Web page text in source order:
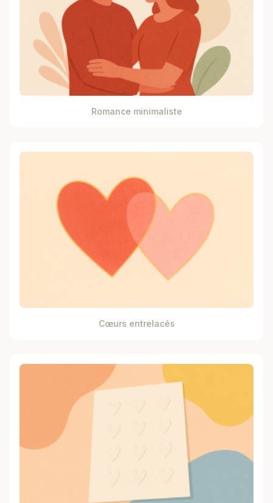
Romance minimaliste
Cœurs entrelacés